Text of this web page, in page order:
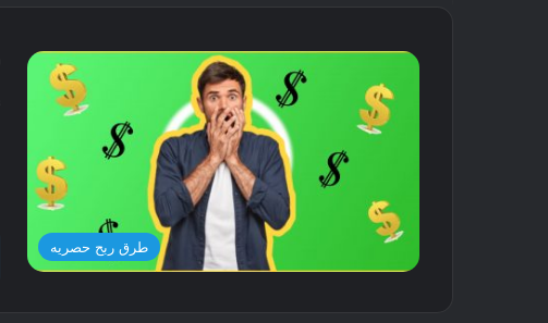
طرق ربح حصريه